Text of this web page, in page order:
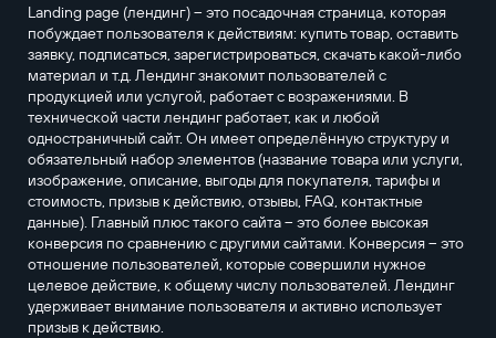
Landing page (лендинг) – это посадочная страница, которая
побуждает пользователя к действиям: купить товар, оставить
заявку, подписаться, зарегистрироваться, скачать какой-либо
материал и т.д. Лендинг знакомит пользователей с
продукцией или услугой, работает с возражениями. В
технической части лендинг работает, как и любой
одностраничный сайт. Он имеет определённую структуру и
обязательный набор элементов (название товара или услуги,
изображение, описание, выгоды для покупателя, тарифы и
стоимость, призыв к действию, отзывы, FAQ, контактные
данные). Главный плюс такого сайта – это более высокая
конверсия по сравнению с другими сайтами. Конверсия – это
отношение пользователей, которые совершили нужное
целевое действие, к общему числу пользователей. Лендинг
удерживает внимание пользователя и активно использует
призыв к действию.